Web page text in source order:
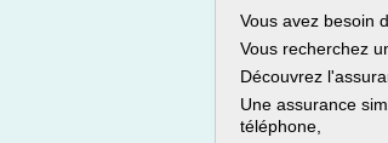
Vous avez besoin
Vous recherchez
Découvrez
Une assurance
téléphone,